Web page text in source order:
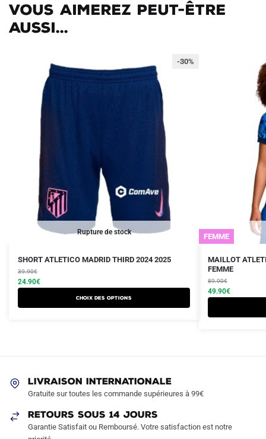
Vous aimerez peut-être
aussi...
Rupture de stock
-30%
SHORT ATLETICO MADRID THIRD 2024 2025
39.90€
Le
prix
initial
était :
24.90€
Le
prix
actuel
est :
Choix des options
Ce
produit
a
choisies
la
page
FEMME
MAILLOT
FEMME
89.90€
Le
prix
initial
était :
49.90€
Le
prix
actuel
est :
Ce
produit
a
plusieurs
variations.
page
LIVRAISON INTERNATIONALE
Gratuite sur toutes les commande supérieures à 99€
RETOURS SOUS 14 JOURS
Garantie Satisfait ou Remboursé. Votre satisfaction est notre